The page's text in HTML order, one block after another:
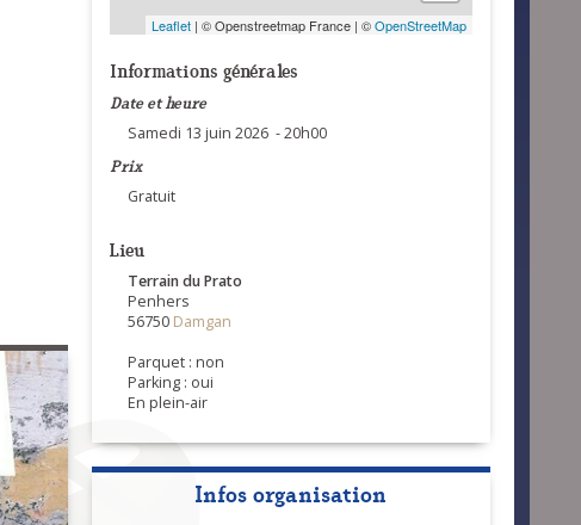
Leaflet| © Openstreetmap France | ©OpenStreetMap
Informations générales
Date et heure
Samedi 13 juin 2026 - 20h00
Prix
Gratuit
Lieu
Terrain du Prato
Penhers
56750 Damgan
Parquet : non
Parking : oui
En plein-air
Infos organisation